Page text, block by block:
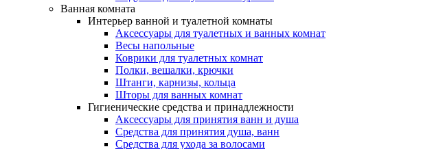
Ванная комната
Интерьер ванной и туалетной комнаты
Аксессуары для туалетных и ванных комнат
Весы напольные
Коврики для туалетных комнат
Полки, вешалки, крючки
Штанги, карнизы, кольца
Шторы для ванных комнат
Гигиенические средства и принадлежности
Аксессуары для принятия ванн и душа
Средства для принятия душа, ванн
Средства для ухода за волосами